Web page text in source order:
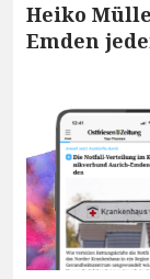
Heiko
Emden